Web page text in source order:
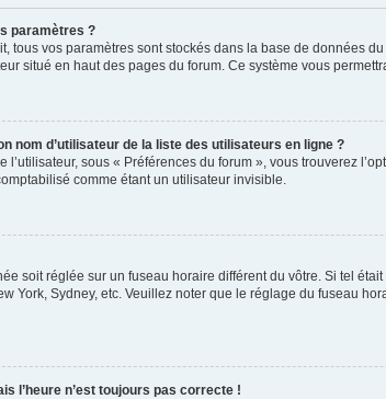
paramètres ?
tous vos paramètres sont stockés dans la base de données
situé en haut des pages du forum. Ce système vous
nom d’utilisateur de la liste des utilisateurs en ligne ?
l’utilisateur, sous « Préférences du forum », vous trouverez
comme étant un utilisateur invisible.
soit réglée sur un fuseau horaire différent du vôtre. Si tel
York, Sydney, etc. Veuillez noter que le réglage du fuseau
l’heure n’est toujours pas correcte !